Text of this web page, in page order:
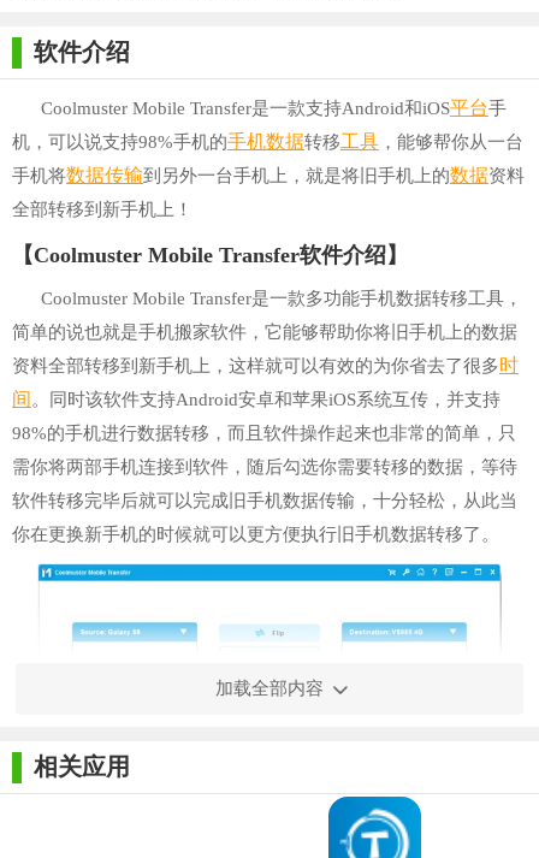
软件介绍
Coolmuster Mobile Transfer是一款支持Android和iOS平台手
机，可以说支持98%手机的手机数据转移工具 ，能够帮你从一台
手机将数据传输到另外一台手机上，就是将旧手机上的数据资料
全部转移到新手机上！
【Coolmuster Mobile Transfer软件介绍】
Coolmuster Mobile Transfer是一款多功能手机数据转移工具，
简单的说也就是手机搬家软件，它能够帮助你将旧手机上的数据
资料全部转移到新手机上，这样就可以有效的为你省去了很多时
间。同时该软件支持Android安卓和苹果iOS系统互传，并支持
98%的手机进行数据转移，而且软件操作起来也非常的简单，只
需你将两部手机连接到软件，随后勾选你需要转移的数据，等待
软件转移完毕后就可以完成旧手机数据传输，十分轻松，从此当
你在更换新手机的时候就可以更方便执行旧手机数据转移了。
加载全部内容
相关应用